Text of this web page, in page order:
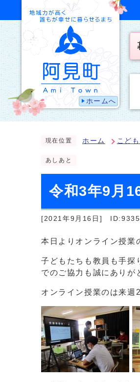
ホームへ
現在位置 ホーム こど
あしあと
令和3年9月
[2021年9月16日] ID:9335
本日よりオンライン授業
子どもたちも教員も手探
でのご協力も誠にありが
オンライン授業のは来週